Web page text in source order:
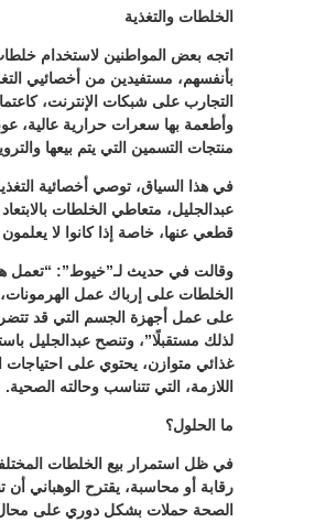
الخلطات والتغذية
اتجه بعض المواطنين لاستخدام
بأنفسهم، مستفيدين من أخصائيي
التجارب على شبكات الإنترنت،
وأطعمة بها سعرات حرارية عالية،
منتجات التسمين التي يتم بيعها
في هذا السياق، توصي أخصائية
عبدالجليل، متعاطي الخلطات
قطعي عنها، خاصة إذا كانوا لا يعلمون
وقالت في حديث لـ”خيوط”: “تعمل
الخلطات على إرباك عمل الهرمونات،
على عمل أجهزة الجسم التي قد
لذلك مستقبلًا”، وتنصح عبدالجليل
غذائي متوازن، يحتوي على
اللازمة، التي تتناسب وحالته الصحية.
ما الحلول؟
في ظل استمرار بيع الخلطات
رقابة أو محاسبة، يقترح الوهباني أن
الصحة حملات بشكل دوري على